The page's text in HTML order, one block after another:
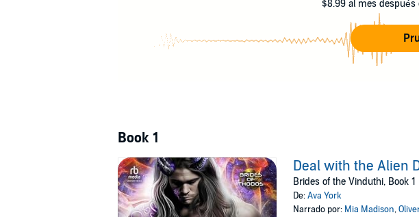
$8.99 al mes después
Book 1
Deal with the Alien
Brides of the Vinduthi, Book 1
De:Ava York
Narrado por: Mia Madison,